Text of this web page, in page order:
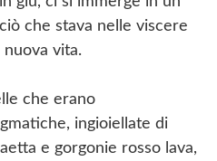
che stava nelle viscere
nuova vita.
che erano
ingioiellate di
e gorgonie rosso lava,